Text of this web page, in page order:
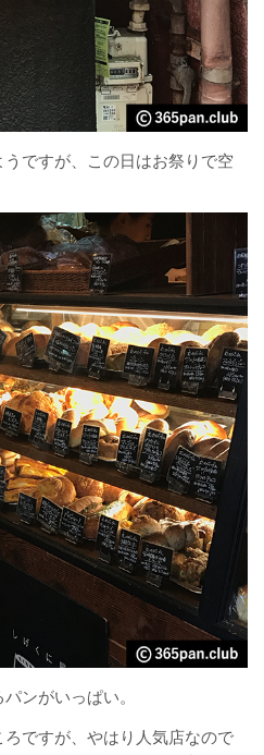
ですが、この日はお祭りで空
ンがいっぱい。
ですが、やはり人気店なので